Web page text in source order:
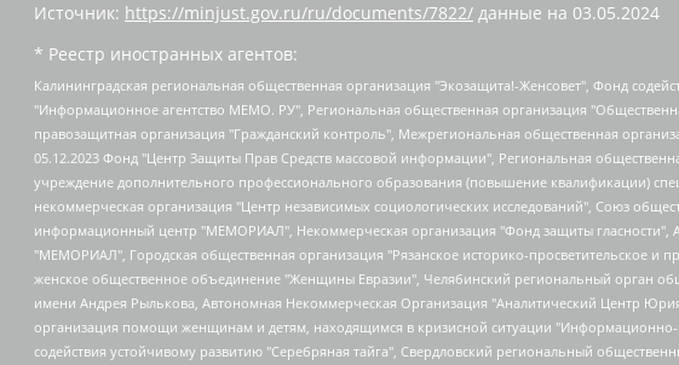
Источник: https://minjust.gov.ru/ru/documents/7822/ данные на 03.05.2024
* Реестр иностранных агентов:
Калининградская региональная общественная организация "Экозащита!-Женсовет", Фонд содействия защите прав и свобод граждан "Общественный вердикт", Фонд "Институт Развития Свободы Информации", Частное учреждение "Информационное агентство МЕМО. РУ", Региональная общественная организация "Общественная комиссия по сохранению наследия академика Сахарова", Фонд поддержки свободы прессы, Санкт-Петербургская общественная правозащитная организация "Гражданский контроль", Межрегиональная общественная организация "Информационно-просветительский центр "Мемориал", Региональный Фонд "Центр Защиты Прав Средств Массовой Информации", с 05.12.2023 Фонд "Центр Защиты Прав Средств массовой информации", Региональная общественная благотворительная организация помощи беженцам и мигрантам "Гражданское содействие", Негосударственное образовательное учреждение дополнительного профессионального образования (повышение квалификации) специалистов "АКАДЕМИЯ ПО ПРАВАМ ЧЕЛОВЕКА", Свердловская региональная общественная организация "Сутяжник", Автономная некоммерческая организация "Центр независимых социологических исследований", Союз общественных объединений "Российский исследовательский центр по правам человека", Региональное общественное учреждение научно-информационный центр "МЕМОРИАЛ", Некоммерческая организация "Фонд защиты гласности", Автономная некоммерческая организация "Институт прав человека", Городская общественная организация "Екатеринбургское общество "МЕМОРИАЛ", Городская общественная организация "Рязанское историко-просветительское и правозащитное общество "Мемориал" (Рязанский Мемориал), Челябинский региональный орган общественной самодеятельности – женское общественное объединение "Женщины Евразии", Челябинский региональный орган общественной самодеятельности "Уральская правозащитная группа", Фонд содействия защите здоровья и социальной справедливости имени Андрея Рылькова, Автономная Некоммерческая Организация "Аналитический Центр Юрия Левады", Автономная некоммерческая организация социальной поддержки населения "Проект Апрель", Региональная общественная организация помощи женщинам и детям, находящимся в кризисной ситуации "Информационно-методический центр "Анна", Фонд содействия развитию массовых коммуникаций и правовому просвещению "Так-так-Так", Фонд содействия устойчивому развитию "Серебряная тайга", Свердловский региональный общественный фонд социальных проектов "Новое время", "Idel.Реалии", Кавказ.Реалии, Крым.Реалии, Телеканал Настоящее Время, Татаро-башкирская служба Радио Свобода (Azatliq Radiosi), Радио Свободная Европа/Радио Свобода (PCE/PC), "Сибирь.Реалии", "Фактограф", Благотворительный фонд помощи осужденным и их семьям, Автономная некоммерческая организация "Институт глобализации и социальных движений", Фонд "В защиту прав заключенных", Частное учреждение "Центр поддержки и содействия развитию средств массовой информации", Пензенский региональный общественный благотворительный фонд "Гражданский союз", "Север.Реалии", Некоммерческая организация Фонд "Правовая инициатива", Общество с ограниченной ответственностью "Радио Свободная Европа/Радио Свобода", Чешское информационное агентство "MEDIUM-ORIENT", Красноярская региональная общественная организация "Мы против СПИДа", Камалягин Денис Николаевич, Маркелов Сергей Евгеньевич, Пономарев Лев Александрович, Савицкая Людмила Алексеевна, Автономная некоммерческая организация "Центр по работе с проблемой насилия "НАСИЛИЮ.НЕТ", Межрегиональный профессиональный союз работников здравоохранения "Альянс врачей", Юридическое лицо, зарегистрированное в Латвийской Республике, SIA "Medusa Project" (регистрационный номер 40103797863, дата регистрации 10.06.2014), Некоммерческая организация "Фонд по борьбе с коррупцией", Автономная некоммерческая организация "Институт права и публичной политики", Баданин Роман Сергеевич, Гликин Максим Александрович, Железнова Мария Михайловна, Лукьянова Юлия Сергеевна, Маетная Елизавета Витальевна, Маняхин Петр Борисович, Чуракова Ольга Владимировна, Ярош Юлия Петровна, Юридическое лицо "The Insider SIA", зарегистрированное в Риге, Латвийская Республика (дата регистрации